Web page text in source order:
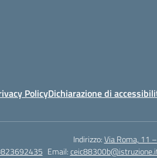
PolicyDichiarazione di
Indirizzo:Via Roma, 11
Email: